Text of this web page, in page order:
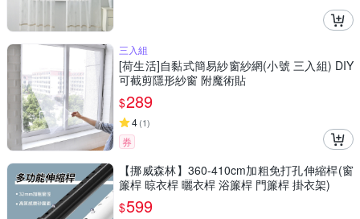
三入組
[荷生活]自黏式簡易紗窗紗網(小號 三入組) DIY
可截剪隱形紗窗 附魔術貼
$289
4(1)
券
【挪威森林】360-410cm加粗免打孔伸縮桿(窗
簾桿 晾衣桿 曬衣桿 浴簾桿 門簾桿 掛衣架)
$599